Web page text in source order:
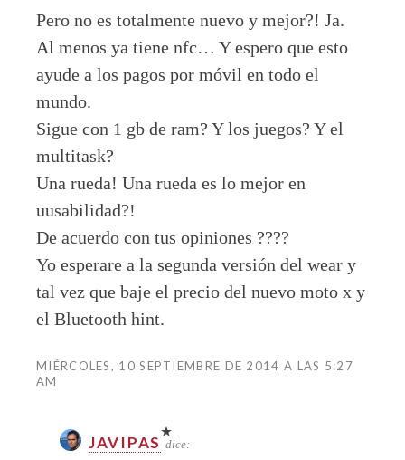
Pero no es totalmente nuevo y mejor?! Ja.
Al menos ya tiene nfc… Y espero que esto
ayude a los pagos por móvil en todo el
mundo.
Sigue con 1 gb de ram? Y los juegos? Y el
multitask?
Una rueda! Una rueda es lo mejor en
uusabilidad?!
De acuerdo con tus opiniones ????
Yo esperare a la segunda versión del wear y
tal vez que baje el precio del nuevo moto x y
el Bluetooth hint.
MIÉRCOLES, 10 SEPTIEMBRE DE 2014 A LAS 5:27
AM
JAVIPAS dice: